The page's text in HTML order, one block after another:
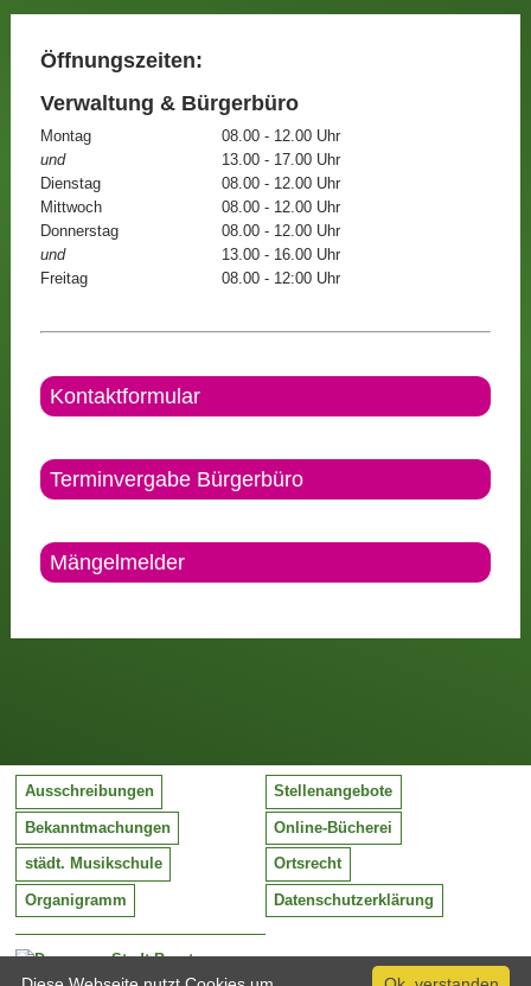
Öffnungszeiten:
Verwaltung & Bürgerbüro
Montag
08.00 - 12.00 Uhr
und
13.00 - 17.00 Uhr
Dienstag
08.00 - 12.00 Uhr
Mittwoch
08.00 - 12.00 Uhr
Donnerstag
08.00 - 12.00 Uhr
und
13.00 - 16.00 Uhr
Freitag
08.00 - 12:00 Uhr
Kontaktformular
Terminvergabe Bürgerbüro
Mängelmelder
Stadt Barntrup
Mittelstraße 38
Ausschreibungen Stellenangebote
Bekanntmachungen Online-Bücherei
städt. Musikschule Ortsrecht
Organigramm Datenschutzerklärung